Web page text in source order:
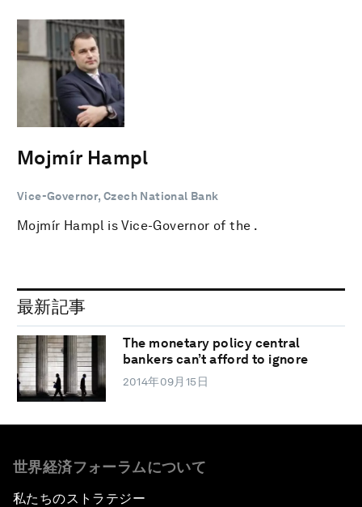
Mojmír Hampl
Vice-Governor, Czech National Bank
Mojmír Hampl is Vice-Governor of the .
最新記事
The monetary policy central
bankers can’t afford to ignore
2014年09月15日
世界経済フォーラムについて
私たちのストラテジー